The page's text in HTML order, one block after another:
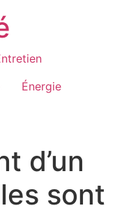
Énergie
d’un
sont